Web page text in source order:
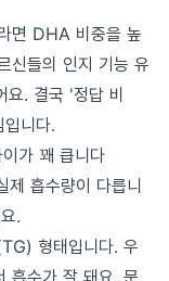
면 DHA 비중을 높
신들의 인지 기능 유
. 결국 '정답 비
니다.
가 꽤 큽니다
흡수량이 다릅니
.
형태입니다. 우
흡수가 잘 돼요. 문